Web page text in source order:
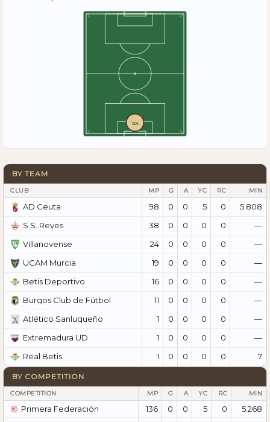
GK
BY TEAM
CLUB MP G A YC RC MIN
AD Ceuta 98 0 0 5 0
5.808
S.S. Reyes
38 0 0 0 0
—
Villanovense
24 0 0 0 0
—
UCAM Murcia
19 0 0 0 0
—
Betis Deportivo
16 0 0 0 0
—
Burgos Club de Fútbol
11 0 0 0 0
—
Atlético Sanluqueño
1 0 0 0 0
—
Extremadura UD
1 0 0 0 0
—
Real Betis
1 0 0 0 0 7
BY COMPETITION
COMPETITION MP G A YC RC MIN
Primera Federación 136 0 0 5 0
5.268